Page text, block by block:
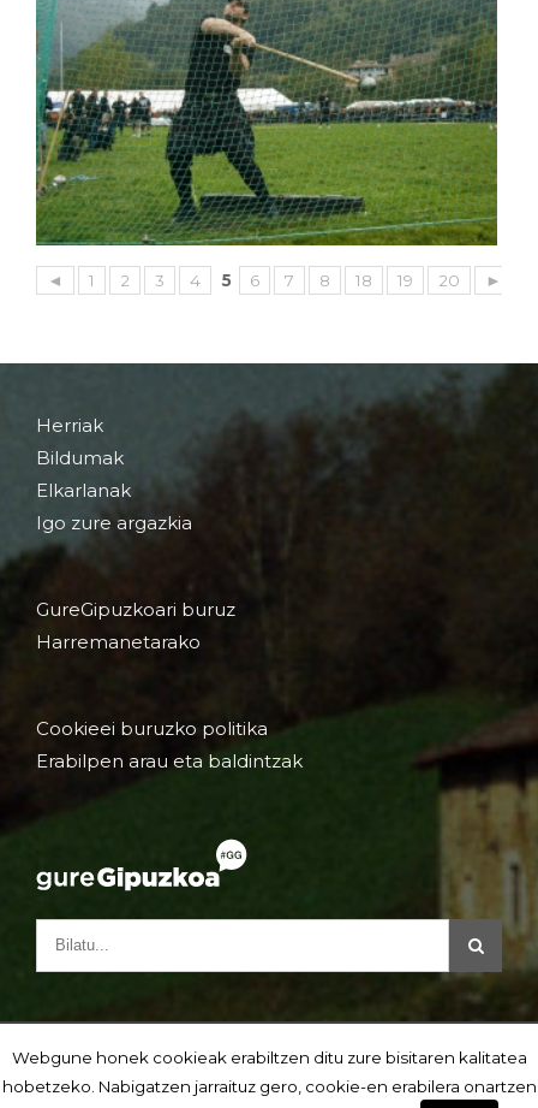
◄ 1 2 3 4 5 6 7 8 18 19 20 ►
Herriak
Bildumak
Elkarlanak
Igo zure argazkia
GureGipuzkoari buruz
Harremanetarako
Cookieei buruzko politika
Erabilpen arau eta baldintzak
Webgune honek cookieak erabiltzen ditu zure bisitaren kalitatea
hobetzeko. Nabigatzen jarraituz gero, cookie-en erabilera onartzen